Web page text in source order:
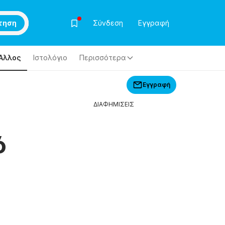
Σύνδεση Εγγραφή
Ιστολόγιο Περισσότερα
Εγγραφή
ΔΙΑΦΗΜΙΣΕΙΣ